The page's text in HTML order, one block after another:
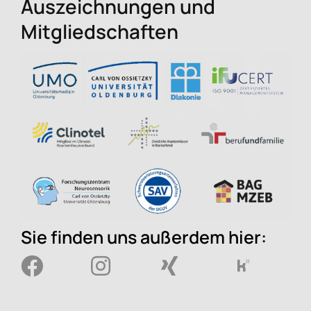
Auszeichnungen und
Mitgliedschaften
Sie finden uns außerdem hier: